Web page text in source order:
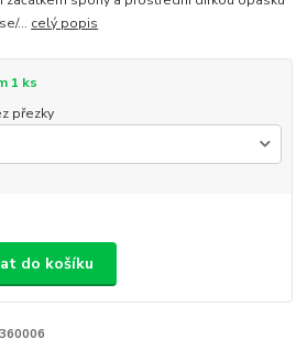
... celý popis
1 ks
přezky
do košíku
360006